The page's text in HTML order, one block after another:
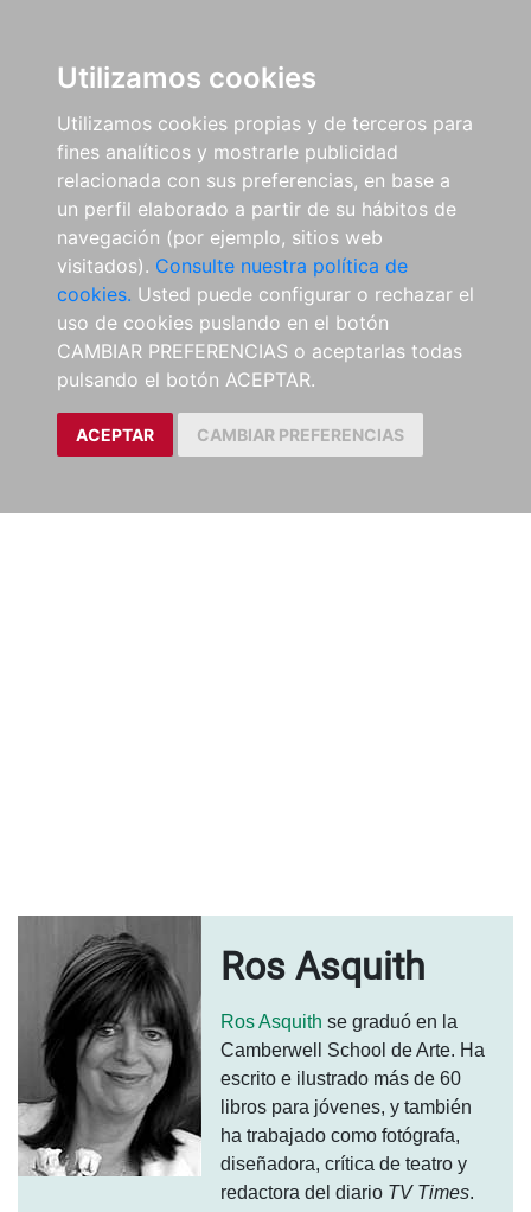
Utilizamos cookies
Utilizamos cookies propias y de terceros para
fines analíticos y mostrarle publicidad
relacionada con sus preferencias, en base a
un perfil elaborado a partir de su hábitos de
navegación (por ejemplo, sitios web
visitados). Consulte nuestra política de
cookies. Usted puede configurar o rechazar el
uso de cookies puslando en el botón
CAMBIAR PREFERENCIAS o aceptarlas todas
pulsando el botón ACEPTAR.
ACEPTAR CAMBIAR PREFERENCIAS
Ros Asquith
Ros Asquith se graduó en la
Camberwell School de Arte. Ha
escrito e ilustrado más de 60
libros para jóvenes, y también
ha trabajado como fotógrafa,
diseñadora, crítica de teatro y
redactora del diario TV Times.